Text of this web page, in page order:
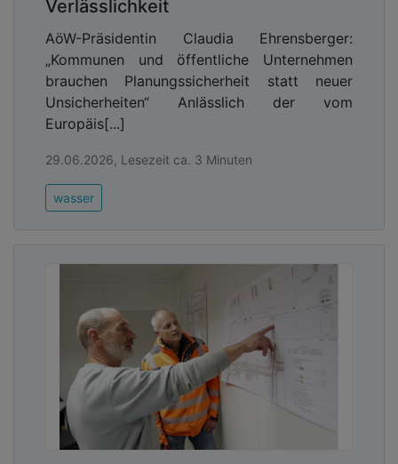
Verlässlichkeit
AöW-Präsidentin Claudia Ehrensberger:
„Kommunen und öffentliche Unternehmen
brauchen Planungssicherheit statt neuer
Unsicherheiten“ Anlässlich der vom
Europäis[...]
29.06.2026, Lesezeit ca. 3 Minuten
wasser